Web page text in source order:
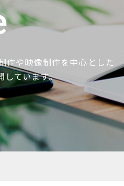
作や映像制作を中心とした
しています。